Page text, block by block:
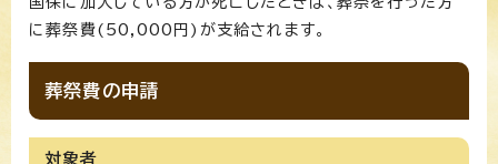
に葬祭費(50,000円)が支給されます。
葬祭費の申請
対象者